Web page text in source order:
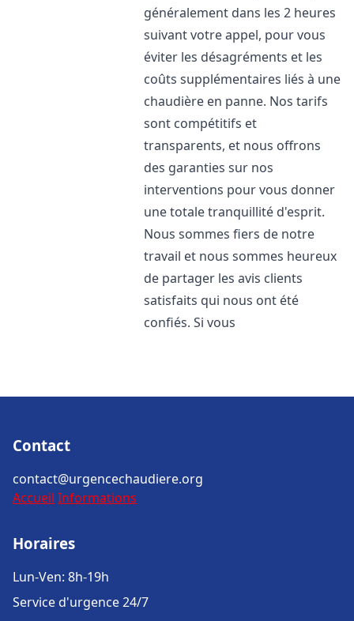
généralement dans les 2 heures
suivant votre appel, pour vous
éviter les désagréments et les
coûts supplémentaires liés à une
chaudière en panne. Nos tarifs
sont compétitifs et
transparents, et nous offrons
des garanties sur nos
interventions pour vous donner
une totale tranquillité d'esprit.
Nous sommes fiers de notre
travail et nous sommes heureux
de partager les avis clients
satisfaits qui nous ont été
confiés. Si vous
Contact
contact@urgencechaudiere.org
Accueil Informations
Horaires
Lun-Ven: 8h-19h
Service d'urgence 24/7